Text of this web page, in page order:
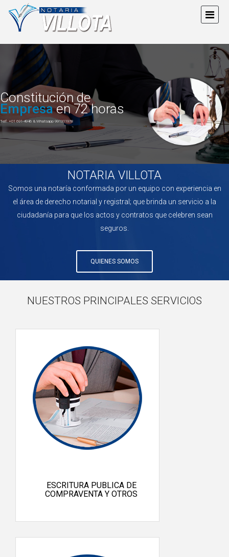
Constitución de
Empresaen 72 horas
Telf: +01 691-4946 & Whatsapp 991311978
NOTARIA VILLOTA
Somos una notaría conformada por un equipo con experiencia en
el área de derecho notarial y registral; que brinda un servicio a la
ciudadanía para que los actos y contratos que celebren sean
seguros.
QUIENES SOMOS
NUESTROS PRINCIPALES SERVICIOS
ESCRITURA PUBLICA DE
COMPRAVENTA Y OTROS